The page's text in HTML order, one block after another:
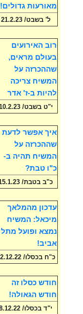
מאורעות גדולים!
ל' בשבט/ 21.2.23
רוב האירועים
בעולם מראים,
שההכרזה על
המשיח צריכה
להיות ב-ז' אדר
י"ט בשבט/ 10.2.23
איך אפשר לדעת
שההכרזה על
המשיח תהיה ב-
כ"ו טבת?
כ"ב בטבת/ 15.1.23
עדכון מהמלאך
מיכאל: המשיח
נמצא ופועל מתל
אביב!
כ"ח בכסלו/ 22.12.22
חודש כסלו זה
חודש הגאולה!
י"ד בכסלו/ 8.12.22